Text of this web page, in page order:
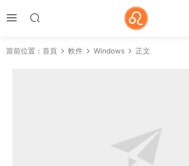
當前位置： 首頁 軟件 Windows 正文